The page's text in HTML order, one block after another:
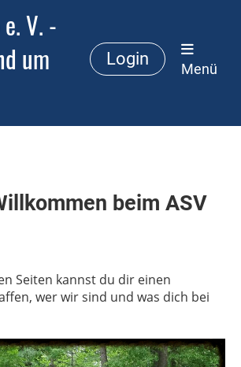
V. -
um
Login
Menü
beim ASV
Seiten kannst du dir einen
wer wir sind und was dich bei